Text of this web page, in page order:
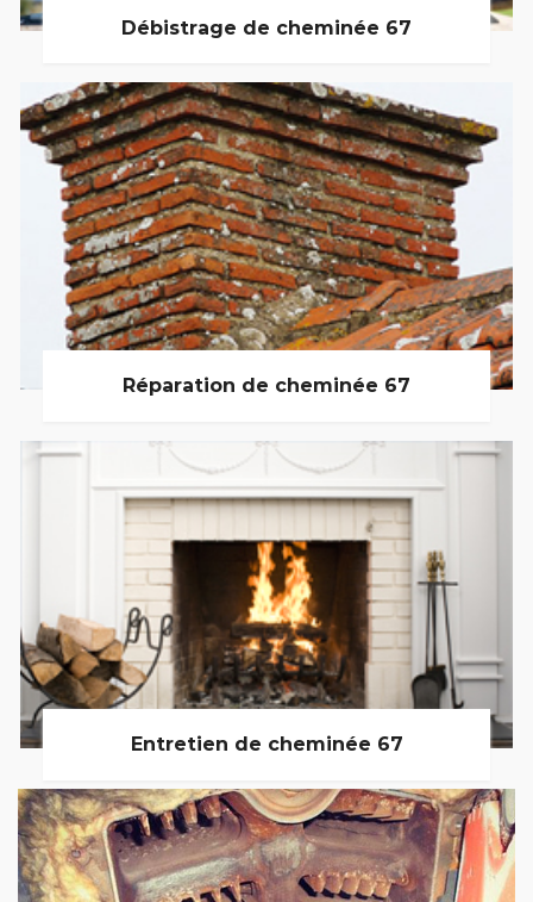
Débistrage de cheminée 67
Réparation de cheminée 67
Entretien de cheminée 67